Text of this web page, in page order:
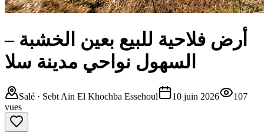
أرض فلاحية للبيع بعين الخشبة –
السهول نواحي مدينة سلا
Salé · Sebt Ain El Khochba Essehoul 10 juin 2026
107
vues